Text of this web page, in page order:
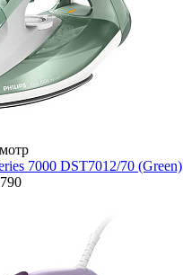
7000 DST7012/70 (Green)